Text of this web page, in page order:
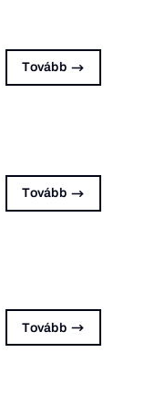
Tovább
Tovább
Tovább